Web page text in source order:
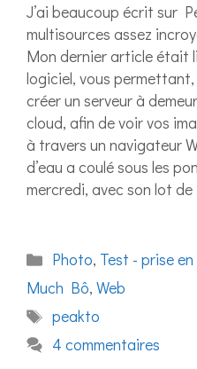
J’ai beaucoup écrit sur
multisources assez
Mon dernier article était
logiciel, vous
créer un serveur à
cloud, afin de voir vos
à travers un navigateur
d’eau a coulé sous les
mercredi, avec son lot de
Catégories
Photo, Test - prise en
Much Bô, Web
Étiquettes
peakto
4 commentaires